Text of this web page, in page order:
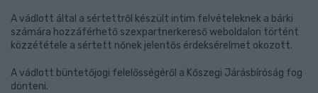
A vádlott által a sértettről készült intim felvételeknek a bárki
számára hozzáférhető szexpartnerkereső weboldalon történt
közzététele a sértett nőnek jelentős érdeksérelmet okozott.
A vádlott büntetőjogi felelősségéről a Kőszegi Járásbíróság fog
dönteni.